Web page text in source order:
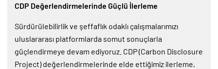
CDP Değerlendirmelerinde Güçlü İlerleme
Sürdürülebilirlik ve şeffaflık odaklı çalışmalarımızı
uluslararası platformlarda somut sonuçlarla
güçlendirmeye devam ediyoruz. CDP (Carbon Disclosure
Project) değerlendirmelerinde elde ettiğimiz ilerleme,